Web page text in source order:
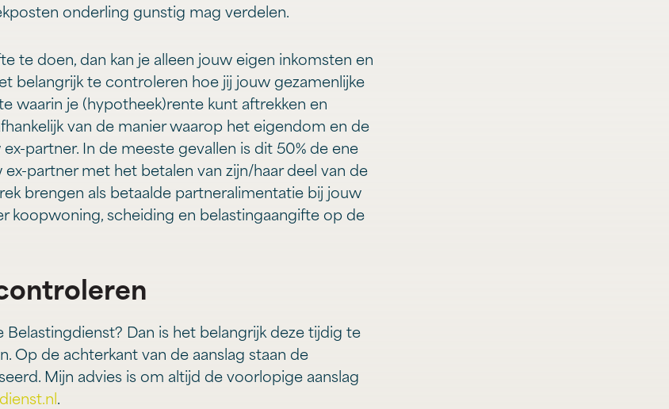
onderling gunstig mag verdelen.
te doen, dan kan je alleen jouw eigen inkomsten en
belangrijk te controleren hoe jij jouw gezamenlijke
waarin je (hypotheek)rente kunt aftrekken en
van de manier waarop het eigendom en de
partner. In de meeste gevallen is dit 50% de ene
partner met het betalen van zijn/haar deel van de
brengen als betaalde partneralimentatie bij jouw
koopwoning, scheiding en belastingaangifte op de
Belastingdienst? Dan is het belangrijk deze tijdig te
Op de achterkant van de aanslag staan de
Mijn advies is om altijd de voorlopige aanslag
.